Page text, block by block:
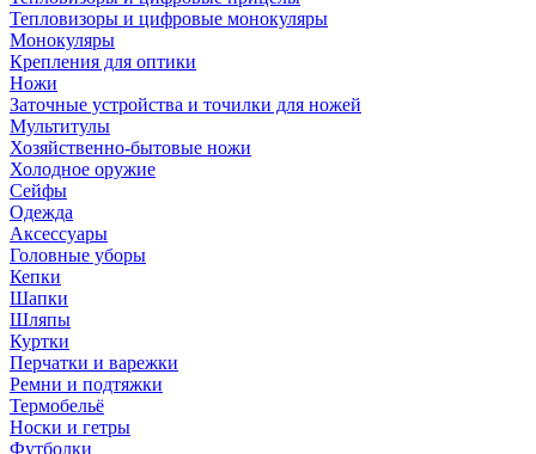
Тепловизоры и цифровые монокуляры
Монокуляры
Крепления для оптики
Ножи
Заточные устройства и точилки для ножей
Мультитулы
Хозяйственно-бытовые ножи
Холодное оружие
Сейфы
Одежда
Аксессуары
Головные уборы
Кепки
Шапки
Шляпы
Куртки
Перчатки и варежки
Ремни и подтяжки
Термобельё
Носки и гетры
Футболки